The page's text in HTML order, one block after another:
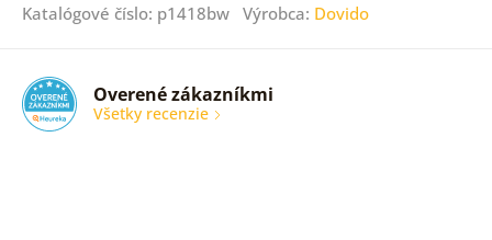
Katalógové číslo: p1418bw Výrobca: Dovido
Overené zákazníkmi
Všetky recenzie